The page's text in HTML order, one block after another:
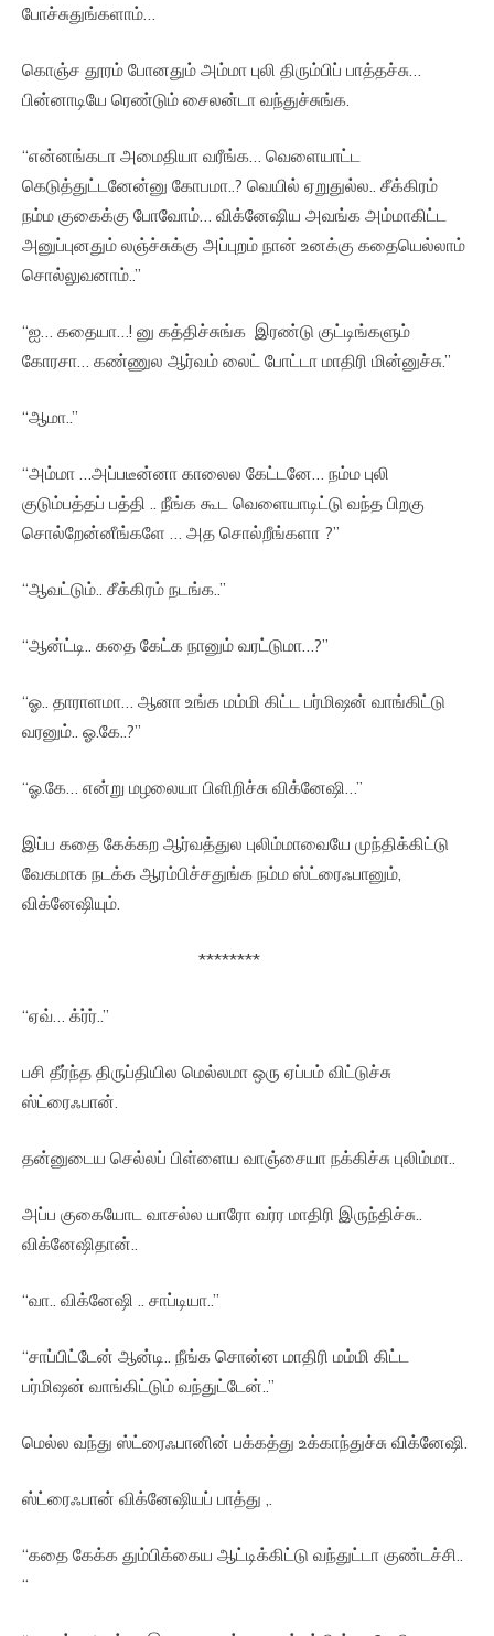
போச்சுதுங்களாம்…
கொஞ்ச தூரம் போனதும் அம்மா புலி திரும்பிப் பாத்தச்சு…
பின்னாடியே ரெண்டும் சைலன்டா வந்துச்சுங்க.
“என்னங்கடா அமைதியா வரீங்க… வெளையாட்ட
கெடுத்துட்டனேன்னு கோபமா..? வெயில் ஏறுதுல்ல.. சீக்கிரம்
நம்ம குகைக்கு போவோம்… விக்னேஷிய அவங்க அம்மாகிட்ட
அனுப்புனதும் லஞ்ச்சுக்கு அப்புறம் நான் உனக்கு கதையெல்லாம்
சொல்லுவனாம்..”
“ஐ… கதையா…! னு கத்திச்சுங்க இரண்டு குட்டிங்களும்
கோரசா… கண்ணுல ஆர்வம் லைட் போட்டா மாதிரி மின்னுச்சு.”
“ஆமா..”
“அம்மா …அப்படீன்னா காலைல கேட்டனே… நம்ம புலி
குடும்பத்தப் பத்தி .. நீங்க கூட வெளையாடிட்டு வந்த பிறகு
சொல்றேன்னீங்களே … அத சொல்றீங்களா ?”
“ஆவட்டும்.. சீக்கிரம் நடங்க..”
“ஆன்ட்டி.. கதை கேட்க நானும் வரட்டுமா…?”
“ஓ.. தாராளமா… ஆனா உங்க மம்மி கிட்ட பர்மிஷன் வாங்கிட்டு
வரனும்.. ஓ.கே..?”
“ஓ.கே… என்று மழலையா பிளிறிச்சு விக்னேஷி…”
இப்ப கதை கேக்கற ஆர்வத்துல புலிம்மாவையே முந்திக்கிட்டு
வேகமாக நடக்க ஆரம்பிச்சதுங்க நம்ம ஸ்ட்ரைஃபானும்,
விக்னேஷியும்.
********
“ஏவ்… க்ர்ர்..”
பசி தீர்ந்த திருப்தியில மெல்லமா ஒரு ஏப்பம் விட்டுச்சு
ஸ்ட்ரைஃபான்.
தன்னுடைய செல்லப் பிள்ளைய வாஞ்சையா நக்கிச்சு புலிம்மா..
அப்ப குகையோட வாசல்ல யாரோ வர்ர மாதிரி இருந்திச்சு..
விக்னேஷிதான்..
“வா.. விக்னேஷி .. சாப்டியா..”
“சாப்பிட்டேன் ஆன்டி.. நீங்க சொன்ன மாதிரி மம்மி கிட்ட
பர்மிஷன் வாங்கிட்டும் வந்துட்டேன்..”
மெல்ல வந்து ஸ்ட்ரைஃபானின் பக்கத்து உக்காந்துச்சு விக்னேஷி.
ஸ்ட்ரைஃபான் விக்னேஷியப் பாத்து ,.
“கதை கேக்க தும்பிக்கைய ஆட்டிக்கிட்டு வந்துட்டா குண்டச்சி..
“